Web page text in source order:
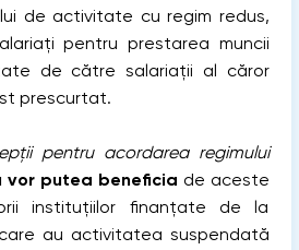
de activitate cu regim redus,
pentru prestarea muncii
de către salariații al căror
prescurtat.
pentru acordarea regimului
vor putea beneficia de aceste
instituțiilor finanțate de la
au activitatea suspendată